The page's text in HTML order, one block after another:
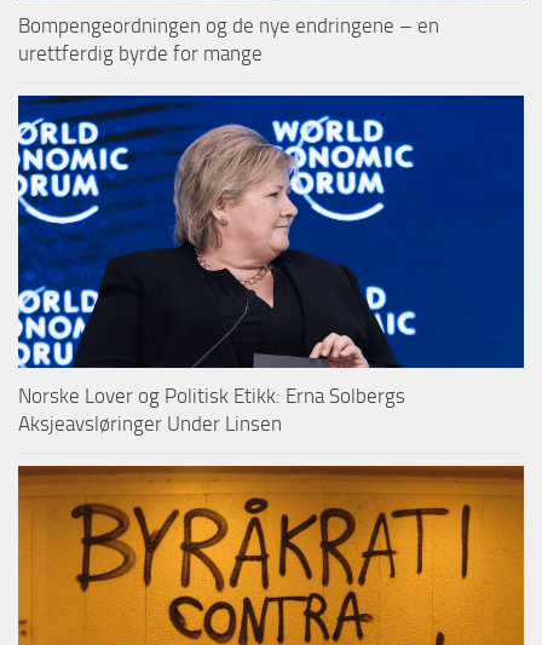
Bompengeordningen og de nye endringene – en
urettferdig byrde for mange
Norske Lover og Politisk Etikk: Erna Solbergs
Aksjeavsløringer Under Linsen